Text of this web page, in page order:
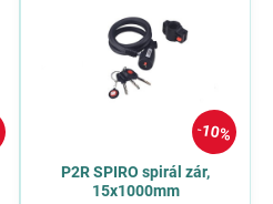
10%
P2R SPIRO spirál zár,
15x1000mm